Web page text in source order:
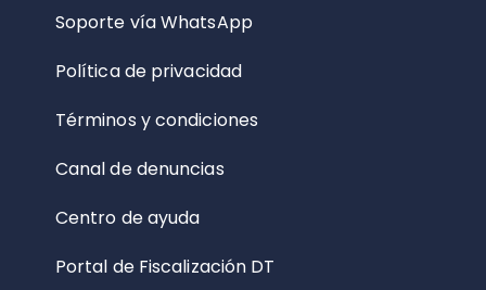
Soporte vía WhatsApp
Política de privacidad
Términos y condiciones
Canal de denuncias
Centro de ayuda
Portal de Fiscalización DT